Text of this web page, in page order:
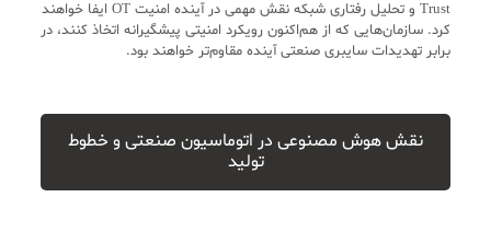
Trust و تحلیل رفتاری شبکه نقش مهمی در آینده امنیت OT ایفا خواهند
کرد. سازمان‌هایی که از هم‌اکنون رویکرد امنیتی پیشگیرانه اتخاذ کنند، در
برابر تهدیدات سایبری صنعتی آینده مقاوم‌تر خواهند بود.
نقش هوش مصنوعی در اتوماسیون صنعتی و خطوط
تولید